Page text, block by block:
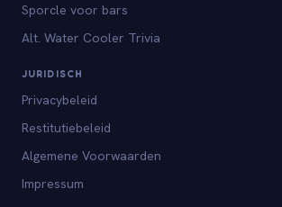
Sporcle voor bars
Alt. Water Cooler Trivia
JURIDISCH
Privacybeleid
Restitutiebeleid
Algemene Voorwaarden
Impressum